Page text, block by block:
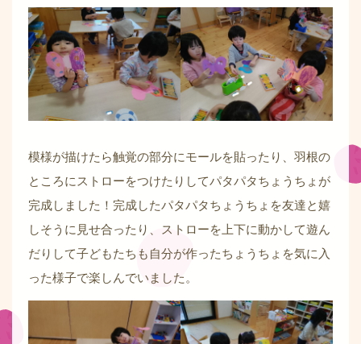
模様が描けたら触覚の部分にモールを貼ったり、羽根の
ところにストローをつけたりしてパタパタちょうちょが
完成しました！完成したパタパタちょうちょを友達と嬉
しそうに見せ合ったり、ストローを上下に動かして遊ん
だりして子どもたちも自分が作ったちょうちょを気に入
った様子で楽しんでいました。